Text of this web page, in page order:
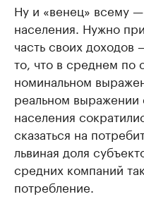
Ну и «венец» всему
населения. Нужно
часть своих
то, что в среднем по
номинальном
реальном
населения
сказаться на
львиная доля
средних компаний
потребление.